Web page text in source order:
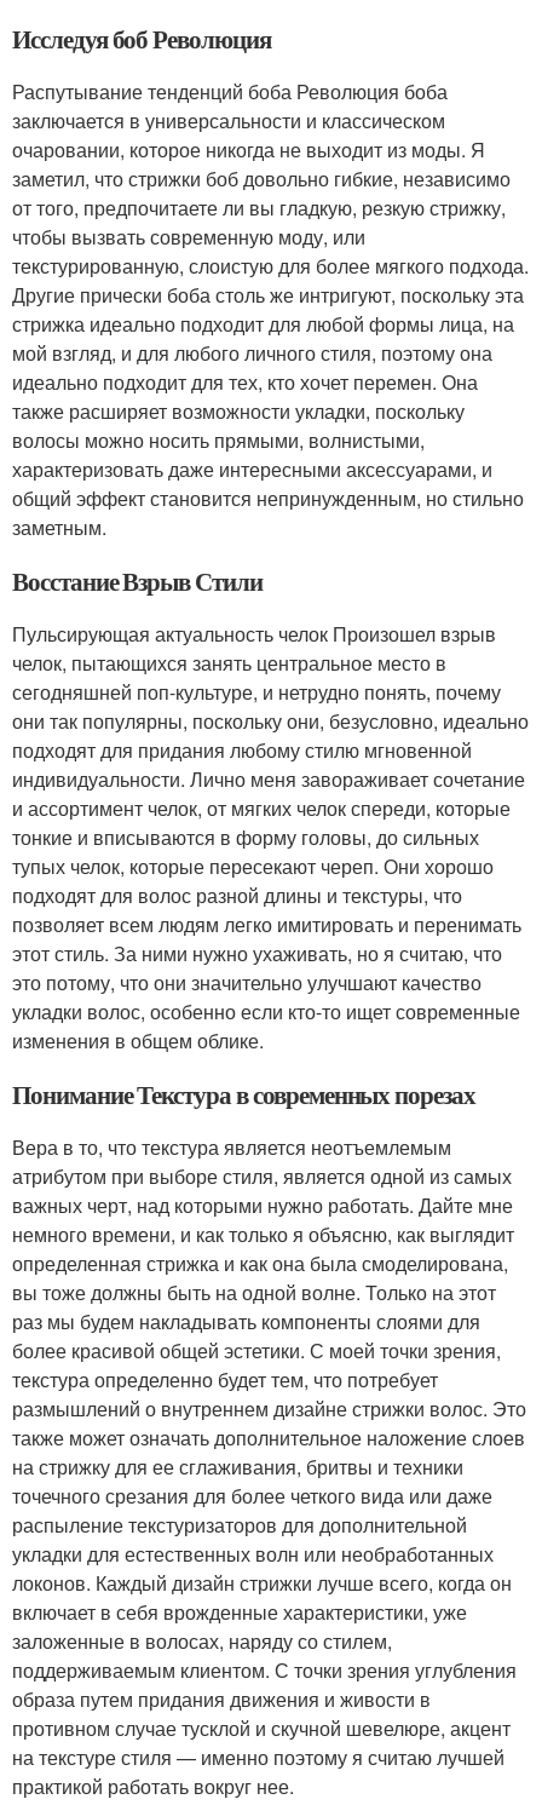
Исследуя боб Революция
Распутывание тенденций боба Революция боба
заключается в универсальности и классическом
очаровании, которое никогда не выходит из моды. Я
заметил, что стрижки боб довольно гибкие, независимо
от того, предпочитаете ли вы гладкую, резкую стрижку,
чтобы вызвать современную моду, или
текстурированную, слоистую для более мягкого подхода.
Другие прически боба столь же интригуют, поскольку эта
стрижка идеально подходит для любой формы лица, на
мой взгляд, и для любого личного стиля, поэтому она
идеально подходит для тех, кто хочет перемен. Она
также расширяет возможности укладки, поскольку
волосы можно носить прямыми, волнистыми,
характеризовать даже интересными аксессуарами, и
общий эффект становится непринужденным, но стильно
заметным.
Восстание Взрыв Стили
Пульсирующая актуальность челок Произошел взрыв
челок, пытающихся занять центральное место в
сегодняшней поп-культуре, и нетрудно понять, почему
они так популярны, поскольку они, безусловно, идеально
подходят для придания любому стилю мгновенной
индивидуальности. Лично меня завораживает сочетание
и ассортимент челок, от мягких челок спереди, которые
тонкие и вписываются в форму головы, до сильных
тупых челок, которые пересекают череп. Они хорошо
подходят для волос разной длины и текстуры, что
позволяет всем людям легко имитировать и перенимать
этот стиль. За ними нужно ухаживать, но я считаю, что
это потому, что они значительно улучшают качество
укладки волос, особенно если кто-то ищет современные
изменения в общем облике.
Понимание Текстура в современных порезах
Вера в то, что текстура является неотъемлемым
атрибутом при выборе стиля, является одной из самых
важных черт, над которыми нужно работать. Дайте мне
немного времени, и как только я объясню, как выглядит
определенная стрижка и как она была смоделирована,
вы тоже должны быть на одной волне. Только на этот
раз мы будем накладывать компоненты слоями для
более красивой общей эстетики. С моей точки зрения,
текстура определенно будет тем, что потребует
размышлений о внутреннем дизайне стрижки волос. Это
также может означать дополнительное наложение слоев
на стрижку для ее сглаживания, бритвы и техники
точечного срезания для более четкого вида или даже
распыление текстуризаторов для дополнительной
укладки для естественных волн или необработанных
локонов. Каждый дизайн стрижки лучше всего, когда он
включает в себя врожденные характеристики, уже
заложенные в волосах, наряду со стилем,
поддерживаемым клиентом. С точки зрения углубления
образа путем придания движения и живости в
противном случае тусклой и скучной шевелюре, акцент
на текстуре стиля — именно поэтому я считаю лучшей
практикой работать вокруг нее.